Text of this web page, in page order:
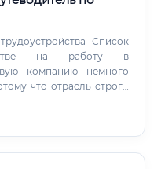
Список
на работу в
компанию немного
что отрасль строго
Трудовая